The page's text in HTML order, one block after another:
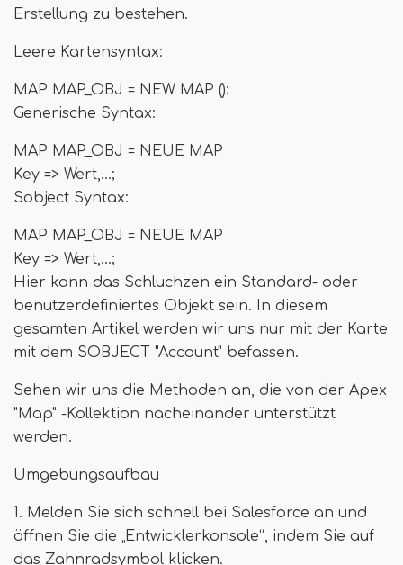
Erstellung zu bestehen.
Leere Kartensyntax:
MAP MAP_OBJ = NEW MAP ():
Generische Syntax:
MAP MAP_OBJ = NEUE MAP
Key => Wert,…;
Sobject Syntax:
MAP MAP_OBJ = NEUE MAP
Key => Wert,…;
Hier kann das Schluchzen ein Standard- oder
benutzerdefiniertes Objekt sein. In diesem
gesamten Artikel werden wir uns nur mit der Karte
mit dem SOBJECT "Account" befassen.
Sehen wir uns die Methoden an, die von der Apex
"Map" -Kollektion nacheinander unterstützt
werden.
Umgebungsaufbau
1. Melden Sie sich schnell bei Salesforce an und
öffnen Sie die „Entwicklerkonsole“, indem Sie auf
das Zahnradsymbol klicken.